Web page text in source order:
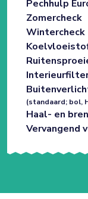
Pechhulp
Zomercheck
Wintercheck
(standaard; bol,
Haal- en
Vervangend